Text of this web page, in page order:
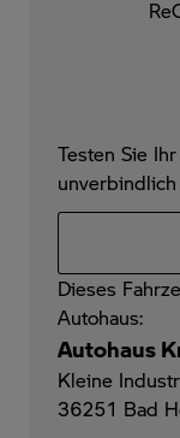
Testen Sie
Dieses
Autohaus:
Autohaus
Kleine
36251 Bad